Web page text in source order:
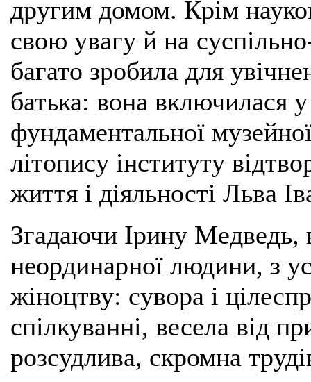
другим домом. Крім
свою увагу й на
багато зробила для
батька: вона включилася
фундаментальної
літопису інституту
життя і діяльності Льва
Згадаючи Ірину Медведь,
неординарної людини, з
жіноцтву: сувора і
спілкуванні, весела від
розсудлива, скромна